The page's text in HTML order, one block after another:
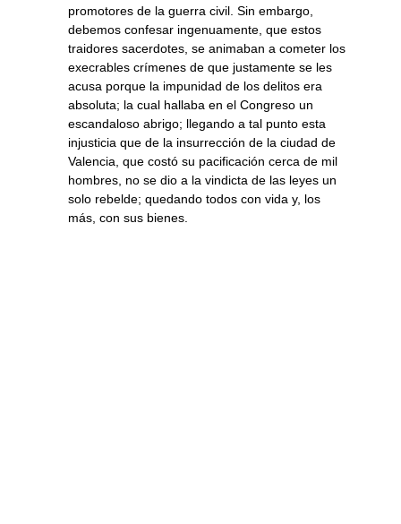
promotores de la guerra civil. Sin embargo,
debemos confesar ingenuamente, que estos
traidores sacerdotes, se animaban a cometer los
execrables crímenes de que justamente se les
acusa porque la impunidad de los delitos era
absoluta; la cual hallaba en el Congreso un
escandaloso abrigo; llegando a tal punto esta
injusticia que de la insurrección de la ciudad de
Valencia, que costó su pacificación cerca de mil
hombres, no se dio a la vindicta de las leyes un
solo rebelde; quedando todos con vida y, los
más, con sus bienes.